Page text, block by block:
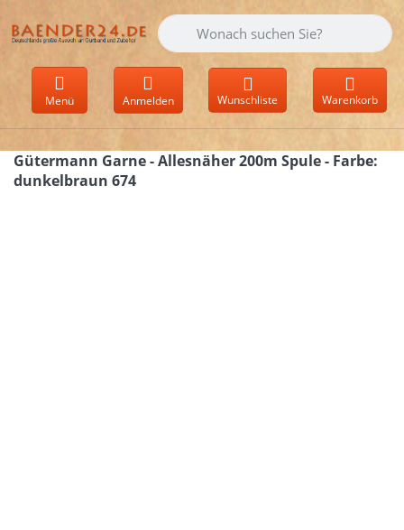
Geben Sie einen Suchbegriff ein.
Menü Anmelden Wunschliste Warenkorb
Gütermann Garne - Allesnäher 200m Spule - Farbe:
dunkelbraun 674